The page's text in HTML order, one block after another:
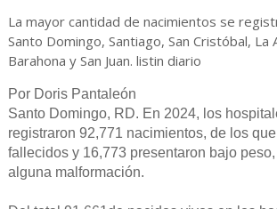
La mayor cantidad de nacimientos se
Santo Domingo, Santiago, San Cristóbal, La
Barahona y San Juan. listin diario
Por Doris Pantaleón
Santo Domingo, RD. En 2024, los
registraron 92,771 nacimientos, de los
fallecidos y 16,773 presentaron bajo
alguna malformación.